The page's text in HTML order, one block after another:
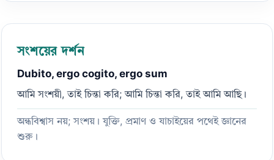
সংশয়ের দর্শন
Dubito, ergo cogito, ergo sum
আমি সংশয়ী, তাই চিন্তা করি; আমি চিন্তা করি, তাই আমি আছি।
অন্ধবিশ্বাস নয়; সংশয়। যুক্তি, প্রমাণ ও যাচাইয়ের পথেই জ্ঞানের
শুরু।